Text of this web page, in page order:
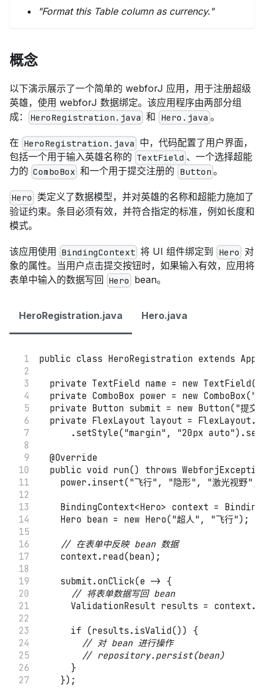
"Format this Table column as currency."
概念
以下演示展示了一个简单的 webforJ 应用，用于注册超级
英雄，使用 webforJ 数据绑定。该应用程序由两部分组
成：
HeroRegistration.java 和 Hero.java 。
在 HeroRegistration.java 中，代码配置了用户界面，
包括一个用于输入英雄名称的 TextField 、一个选择超能
力的 ComboBox 和一个用于提交注册的 Button 。
Hero 类定义了数据模型，并对英雄的名称和超能力施加了
验证约束。条目必须有效，并符合指定的标准，例如长度和
模式。
该应用使用 BindingContext 将 UI 组件绑定到 Hero 对
象的属性。当用户点击提交按钮时，如果输入有效，应用将
表单中输入的数据写回 Hero bean。
HeroRegistration.java Hero.java
public class HeroRegistration extends App
private TextField name = new TextField(
private ComboBox power = new ComboBox("
private Button submit = new Button("提交
private FlexLayout layout = FlexLayout .
. setStyle("margin" , "20px auto") .
@Override
public void run() throws
    power
. insert("飞行" , "隐形" , "激光视野"
BindingContext<Hero> context =
Hero bean = new Hero("超人" , "飞行") ;
// 在表单中反映 bean 数据
    context
. read(bean) ;
    submit
. onClick(e -> {
// 将表单数据写回 bean
ValidationResult results = context .
if (results . isValid() )
{
// 对 bean 进行操作
// repository.persist(bean)
}
}) ;